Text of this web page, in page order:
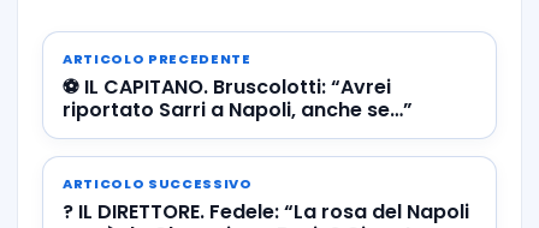
ARTICOLO PRECEDENTE
⚽️ IL CAPITANO. Bruscolotti: “Avrei
riportato Sarri a Napoli, anche se…”
ARTICOLO SUCCESSIVO
? IL DIRETTORE. Fedele: “La rosa del Napoli